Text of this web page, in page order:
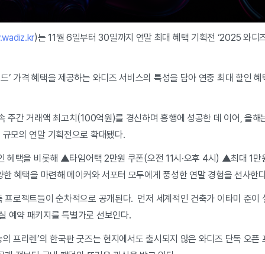
)는 11월 6일부터 30일까지 연말 최대 혜택 기획전 ‘2025 와디
’ 가격 혜택을 제공하는 와디즈 서비스의 특성을 담아 연중 최대 할인
주간 거래액 최고치(100억원)를 경신하며 흥행에 성공한 데 이어, 올해
모의 연말 기획전으로 확대됐다.
혜택을 비롯해 ▲타임어택 2만원 쿠폰(오전 11시·오후 4시) ▲최대 1
혜택을 마련해 메이커와 서포터 모두에게 풍성한 연말 경험을 선사한
로젝트들이 순차적으로 공개된다. 먼저 세계적인 건축가 이타미 준이
예약 패키지를 특별가로 선보인다.
프리렌’의 한국판 굿즈는 현지에서도 출시되지 않은 와디즈 단독 오픈